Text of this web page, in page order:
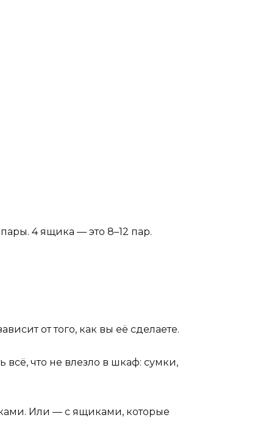
4 ящика — это 8–12 пар.
от того, как вы её сделаете.
всё, что не влезло в шкаф: сумки,
Или — с ящиками, которые